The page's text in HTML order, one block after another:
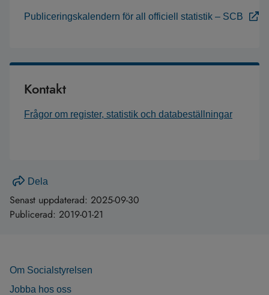
Publiceringskalendern för all officiell statistik – SCB
Kontakt
Frågor om register, statistik och databeställningar
Dela
Senast uppdaterad: 2025-09-30
Publicerad: 2019-01-21
Om Socialstyrelsen
Jobba hos oss